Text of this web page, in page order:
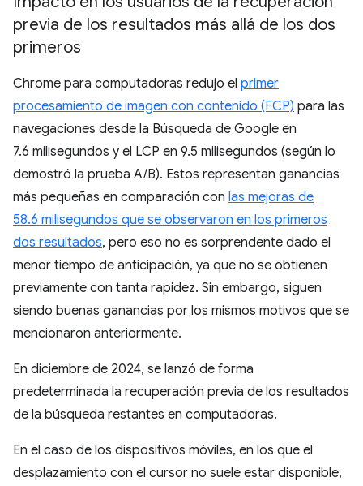
previa de los resultados más allá de los dos
primeros
Chrome para computadoras redujo el primer
procesamiento de imagen con contenido (FCP) para las
navegaciones desde la Búsqueda de Google en
7.6 milisegundos y el LCP en 9.5 milisegundos (según lo
demostró la prueba A/B). Estos representan ganancias
más pequeñas en comparación con las mejoras de
58.6 milisegundos que se observaron en los primeros
dos resultados, pero eso no es sorprendente dado el
menor tiempo de anticipación, ya que no se obtienen
previamente con tanta rapidez. Sin embargo, siguen
siendo buenas ganancias por los mismos motivos que se
mencionaron anteriormente.
En diciembre de 2024, se lanzó de forma
predeterminada la recuperación previa de los resultados
de la búsqueda restantes en computadoras.
En el caso de los dispositivos móviles, en los que el
desplazamiento con el cursor no suele estar disponible,